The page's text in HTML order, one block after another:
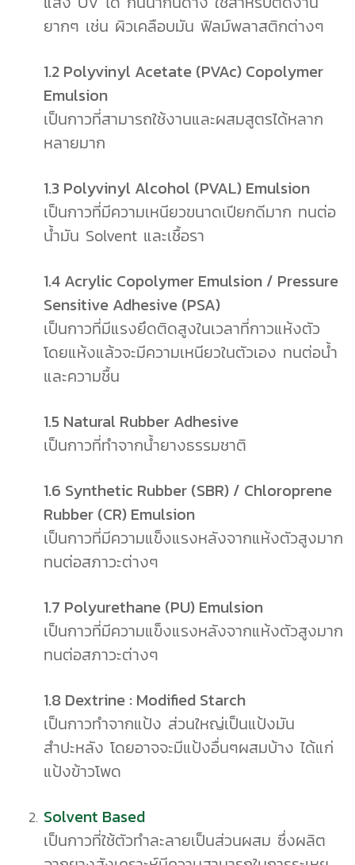
ยากๆ เช่น ผิวเคลือบมัน ฟิลม์พลาสติกต่างๆ
1.2 Polyvinyl Acetate (PVAc) Copolymer
Emulsion
เป็นกาวที่สามารถใช้งานและผสมสูตรได้หลาก
หลายมาก
1.3 Polyvinyl Alcohol (PVAL) Emulsion
เป็นกาวที่มีความเหนียวขนาดเปียกดีมาก ทนต่อ
น้ำมัน Solvent และเชื้อรา
1.4 Acrylic Copolymer Emulsion / Pressure
Sensitive Adhesive (PSA)
เป็นกาวที่มีแรงยึดติดสูงในเวลาที่กาวแห้งตัว
โดยแห้งแล้วจะมีความเหนียวในตัวเอง ทนต่อน้ำ
และความชื้น
1.5 Natural Rubber Adhesive
เป็นกาวที่ทำจากน้ำยางธรรมชาติ
1.6 Synthetic Rubber (SBR) / Chloroprene
Rubber (CR) Emulsion
เป็นกาวที่มีความแข็งแรงหลังจากแห้งตัวสูงมาก
ทนต่อสภาวะต่างๆ
1.7 Polyurethane (PU) Emulsion
เป็นกาวที่มีความแข็งแรงหลังจากแห้งตัวสูงมาก
ทนต่อสภาวะต่างๆ
1.8 Dextrine : Modified Starch
เป็นกาวทำจากแป้ง ส่วนใหญ่เป็นแป้งมัน
สำปะหลัง โดยอาจจะมีแป้งอื่นๆผสมบ้าง ได้แก่
แป้งข้าวโพด
Solvent Based
เป็นกาวที่ใช้ตัวทำละลายเป็นส่วนผสม ซึ่งผลิต